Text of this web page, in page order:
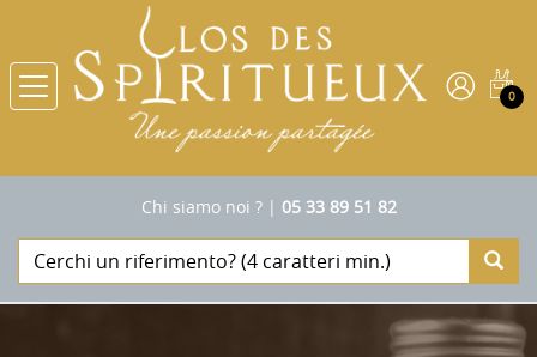
0
Chi siamo noi ?| 05 33 89 51 82